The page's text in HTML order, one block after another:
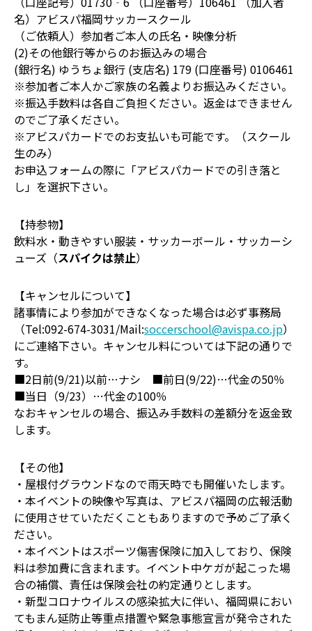
名）アビスパ福岡サッカースクール
（ご依頼人）参加者ご本人の氏名・映像分析
(2)その他銀行等からのお振込みの場合
(銀行名) ゆうちょ銀行 (支店名) 179 (口座番号) 0106461
※参加者ご本人かご家族の名義よりお振込みください。
※振込手数料は各自ご負担ください。返金はできません
のでご了承ください。
※アビスパカードでのお支払いも可能です。（スクール
生のみ）
お申込フォームの際に「アビスパカードでの引き落と
し」を選択下さい。
【持参物】
飲料水・動きやすい服装・サッカーボール・サッカーシ
ューズ（スパイクは禁止）
【キャンセルについて】
諸事情により参加ができなくなった場合は必ず事務局
（Tel:092-674-3031/Mail:soccerschool@avispa.co.jp）
にご連絡下さい。キャンセル料については下記の通りで
す。
■2日前(9/21)以前…ナシ ■前日(9/22)…代金の50％
■当日（9/23）…代金の100％
なおキャンセルの場合、振込み手数料の差額分を返金致
します。
【その他】
・屋根付グラウンドなので雨天時でも開催いたします。
・本イベントの映像や写真は、アビスパ福岡の広報活動
に使用させていただくこともありますので予めご了承く
ださい。
・本イベントはスポーツ傷害保険に加入しており、保険
料は参加費に含まれます。イベント中ケガが起こった場
合の補償、責任は保険会社の約定通りとします。
・新型コロナウイルスの感染拡大に伴い、福岡県におい
てもまん延防止等重点措置や緊急事態宣言が発令された